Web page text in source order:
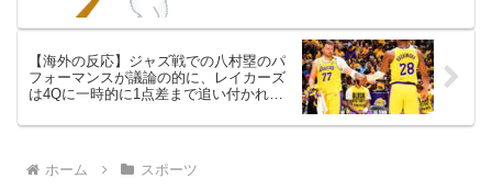
【海外の反応】ジャズ戦での八村塁のパ
フォーマンスが議論の的に、レイカーズ
は4Qに一時的に1点差まで追い付かれる
ホーム スポーツ